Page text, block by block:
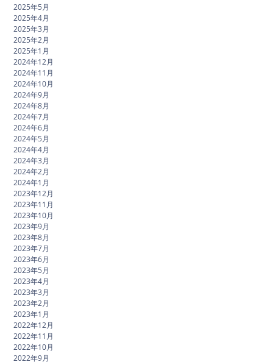
2025年5月
2025年4月
2025年3月
2025年2月
2025年1月
2024年12月
2024年11月
2024年10月
2024年9月
2024年8月
2024年7月
2024年6月
2024年5月
2024年4月
2024年3月
2024年2月
2024年1月
2023年12月
2023年11月
2023年10月
2023年9月
2023年8月
2023年7月
2023年6月
2023年5月
2023年4月
2023年3月
2023年2月
2023年1月
2022年12月
2022年11月
2022年10月
2022年9月